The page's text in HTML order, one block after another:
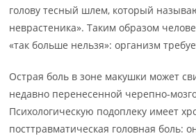
голову тесный шлем, который
неврастеника». Таким образом
«так больше нельзя»: организм
Острая боль в зоне макушки может
недавно перенесенной черепно-
Психологическую подоплеку имеет
посттравматическая головная боль: